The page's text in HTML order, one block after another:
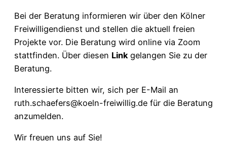
Bei der Beratung informieren wir über den Kölner
Freiwilligendienst und stellen die aktuell freien
Projekte vor. Die Beratung wird online via Zoom
stattfinden. Über diesen Link gelangen Sie zu der
Beratung.
Interessierte bitten wir, sich per E-Mail an
ruth.schaefers@koeln-freiwillig.de für die Beratung
anzumelden.
Wir freuen uns auf Sie!